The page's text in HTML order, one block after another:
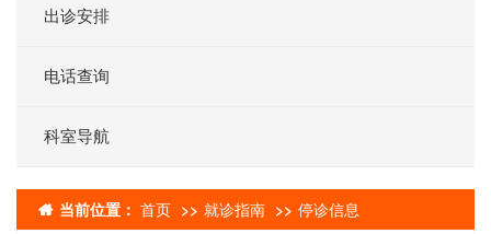
出诊安排
电话查询
科室导航
当前位置： 首页 就诊指南 停诊信息